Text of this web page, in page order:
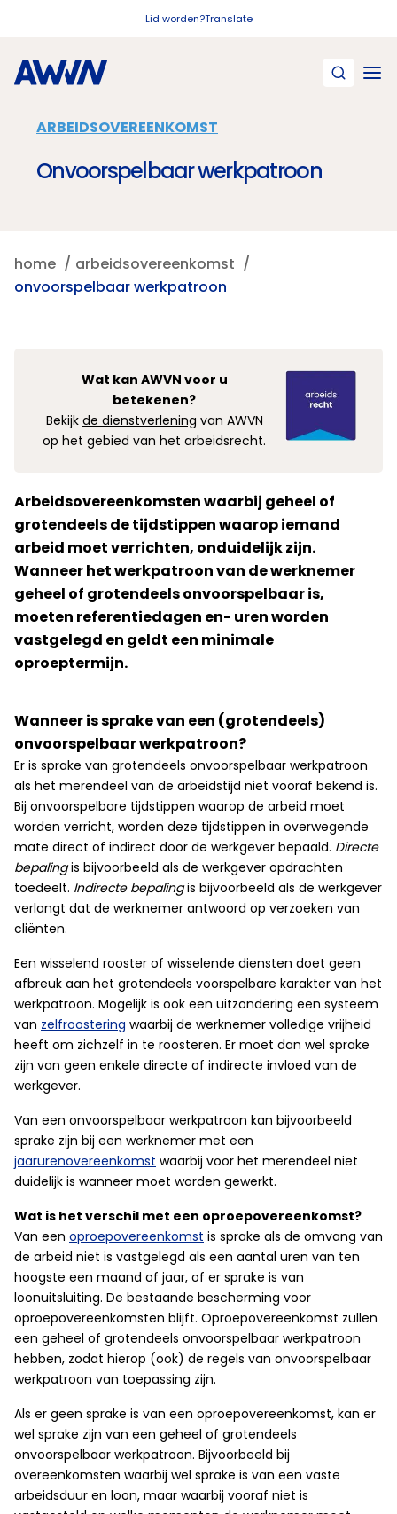
Lid worden?Translate
ARBEIDSOVEREENKOMST
Onvoorspelbaar werkpatroon
home
arbeidsovereenkomst
onvoorspelbaar werkpatroon
Wat kan AWVN voor u
betekenen?
Bekijk de dienstverlening van AWVN
op het gebied van het arbeidsrecht.
Arbeidsovereenkomsten waarbij geheel of
grotendeels de tijdstippen waarop iemand
arbeid moet verrichten, onduidelijk zijn.
Wanneer het werkpatroon van de werknemer
geheel of grotendeels onvoorspelbaar is,
moeten referentiedagen en- uren worden
vastgelegd en geldt een minimale
oproeptermijn.
Wanneer is sprake van een (grotendeels)
onvoorspelbaar werkpatroon?
Er is sprake van grotendeels onvoorspelbaar werkpatroon
als het merendeel van de arbeidstijd niet vooraf bekend is.
Bij onvoorspelbare tijdstippen waarop de arbeid moet
worden verricht, worden deze tijdstippen in overwegende
mate direct of indirect door de werkgever bepaald. Directe
bepalingis bijvoorbeeld als de werkgever opdrachten
toedeelt. Indirecte bepalingis bijvoorbeeld als de werkgever
verlangt dat de werknemer antwoord op verzoeken van
cliënten.
Een wisselend rooster of wisselende diensten doet geen
afbreuk aan het grotendeels voorspelbare karakter van het
werkpatroon. Mogelijk is ook een uitzondering een systeem
van zelfroostering waarbij de werknemer volledige vrijheid
heeft om zichzelf in te roosteren. Er moet dan wel sprake
zijn van geen enkele directe of indirecte invloed van de
werkgever.
Van een onvoorspelbaar werkpatroon kan bijvoorbeeld
sprake zijn bij een werknemer met een
jaarurenovereenkomst waarbij voor het merendeel niet
duidelijk is wanneer moet worden gewerkt.
Wat is het verschil met een oproepovereenkomst?
Van een oproepovereenkomst is sprake als de omvang van
de arbeid niet is vastgelegd als een aantal uren van ten
hoogste een maand of jaar, of er sprake is van
loonuitsluiting. De bestaande bescherming voor
oproepovereenkomsten blijft. Oproepovereenkomst zullen
een geheel of grotendeels onvoorspelbaar werkpatroon
hebben, zodat hierop (ook) de regels van onvoorspelbaar
werkpatroon van toepassing zijn.
Als er geen sprake is van een oproepovereenkomst, kan er
wel sprake zijn van een geheel of grotendeels
onvoorspelbaar werkpatroon. Bijvoorbeeld bij
overeenkomsten waarbij wel sprake is van een vaste
arbeidsduur en loon, maar waarbij vooraf niet is